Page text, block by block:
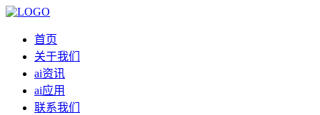
首页
关于我们
ai资讯
ai应用
联系我们